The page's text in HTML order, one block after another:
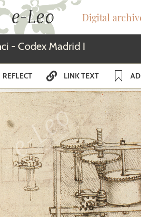
Digital
- Codex Madrid I
REFLECT LINK TEXT